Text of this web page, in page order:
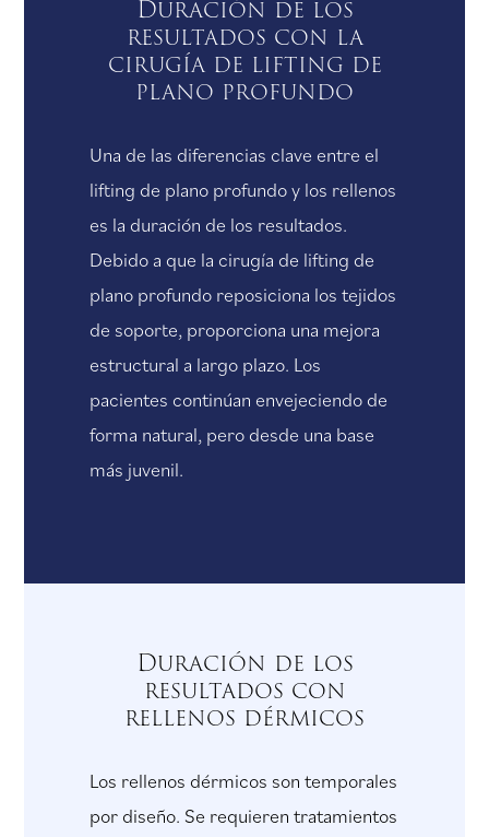
Duración de los
resultados con la
cirugía de lifting de
plano profundo
Una de las diferencias clave entre el
lifting de plano profundo y los rellenos
es la duración de los resultados.
Debido a que la cirugía de lifting de
plano profundo reposiciona los tejidos
de soporte, proporciona una mejora
estructural a largo plazo. Los
pacientes continúan envejeciendo de
forma natural, pero desde una base
más juvenil.
Duración de los
resultados con
rellenos dérmicos
Los rellenos dérmicos son temporales
por diseño. Se requieren tratamientos